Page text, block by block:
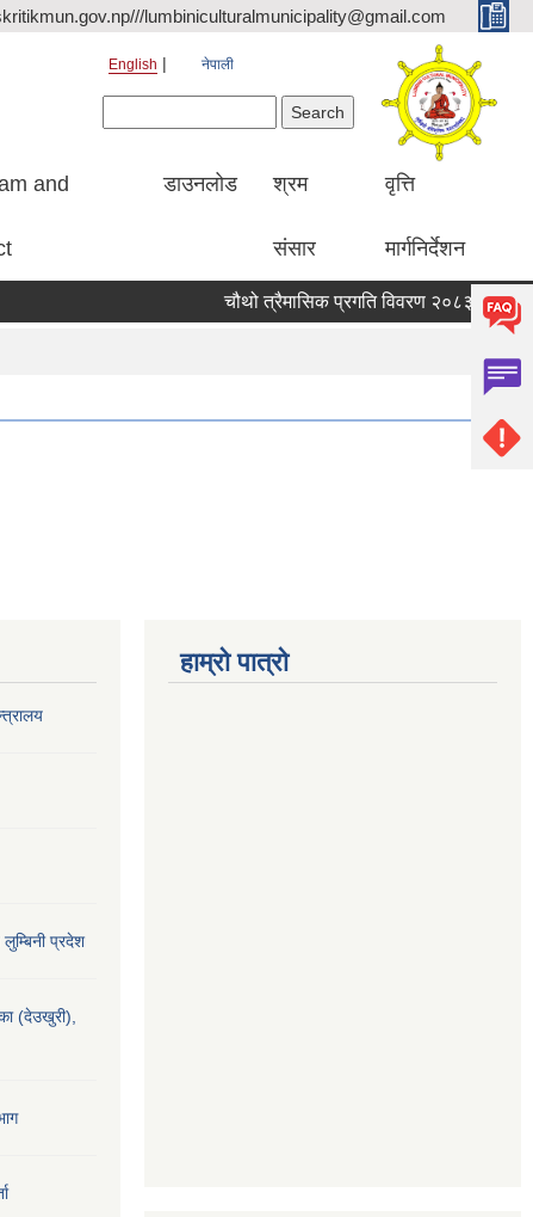
lumbiniculturalmunicipality@gmail.com
English नेपाली
and डाउनलोड श्रम
संसार
वृत्ति
मार्गनिर्देशन
चौथो त्रैमासिक प्रगति विवरण २०८३ ।
लुम्बिनी प्रदेश
(देउखुरी),
हाम्रो पात्रो